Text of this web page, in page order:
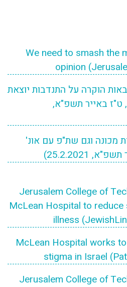
We need to smash the
opinion
הוקרה על התנדבות יוצאת
ט"ז באייר תשפ"א,
מכונה וגם שת"פ עם אונ'
Jerusalem College of
McLean Hospital to
illness
McLean Hospital works
stigma in Israel
Jerusalem College of